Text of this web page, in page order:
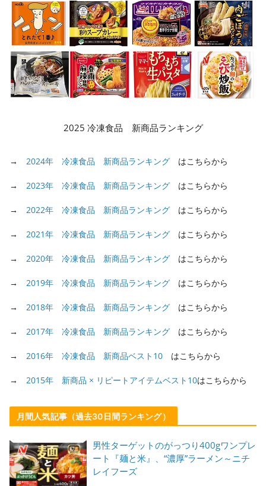
2025 冷凍食品 新商品ランキング
→ 2024年 冷凍食品 新商品ランキング はこちらから
→ 2023年 冷凍食品 新商品ランキング はこちらから
→ 2022年 冷凍食品 新商品ランキング はこちらから
→ 2021年 冷凍食品 新商品ランキング はこちらから
→ 2020年 冷凍食品 新商品ランキング はこちらから
→ 2019年 冷凍食品 新商品ランキング はこちらから
→ 2018年 冷凍食品 新商品ランキング はこちらから
→ 2017年 冷凍食品 新商品ランキング はこちらから
→ 2016年 冷凍食品 新商品ベスト10 はこちらから
→ 2015年 新商品 × リピートアイテムベスト10はこちらから
月間人気記事（過去30日間ランキング）
男性ターゲットのがっつり400gワンプレ
ート『麺と米』、“濃厚”ラーメン～ニチ
レイフーズ